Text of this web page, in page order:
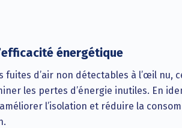
énergétique
fuites d’air non détectables à l’œil nu,
les pertes d’énergie inutiles. En
l’isolation et réduire la